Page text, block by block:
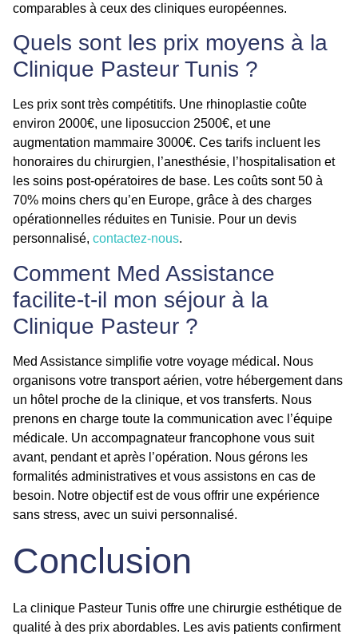
comparables à ceux des cliniques européennes.
Quels sont les prix moyens à la
Clinique Pasteur Tunis ?
Les prix sont très compétitifs. Une rhinoplastie coûte
environ 2000€, une liposuccion 2500€, et une
augmentation mammaire 3000€. Ces tarifs incluent les
honoraires du chirurgien, l’anesthésie, l’hospitalisation et
les soins post-opératoires de base. Les coûts sont 50 à
70% moins chers qu’en Europe, grâce à des charges
opérationnelles réduites en Tunisie. Pour un devis
personnalisé, contactez-nous.
Comment Med Assistance
facilite-t-il mon séjour à la
Clinique Pasteur ?
Med Assistance simplifie votre voyage médical. Nous
organisons votre transport aérien, votre hébergement dans
un hôtel proche de la clinique, et vos transferts. Nous
prenons en charge toute la communication avec l’équipe
médicale. Un accompagnateur francophone vous suit
avant, pendant et après l’opération. Nous gérons les
formalités administratives et vous assistons en cas de
besoin. Notre objectif est de vous offrir une expérience
sans stress, avec un suivi personnalisé.
Conclusion
La clinique Pasteur Tunis offre une chirurgie esthétique de
qualité à des prix abordables. Les avis patients confirment